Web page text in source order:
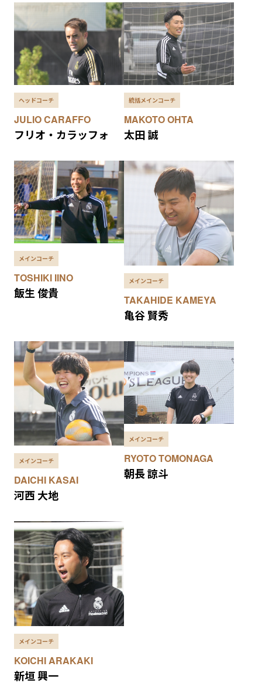
ヘッドコーチ
JULIO CARAFFO
フリオ・カラッフォ
統括メインコーチ
MAKOTO OHTA
太田 誠
メインコーチ
TOSHIKI IINO
飯生 俊貴
メインコーチ
TAKAHIDE KAMEYA
亀谷 賢秀
メインコーチ
DAICHI KASAI
河西 大地
メインコーチ
RYOTO TOMONAGA
朝長 諒斗
メインコーチ
KOICHI ARAKAKI
新垣 興一